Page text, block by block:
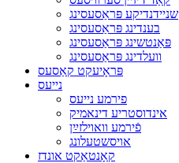
שניידנדיקע פּראַסעסינג
בענדינג פּראַסעסינג
פּאַנטשינג פּראַסעסינג
וועלדינג פּראַסעסינג
פּראָיעקט קאַסעס
נייעס
פירמע נייעס
אינדוסטריע דינאמיק
פֿירמע וואוילזײַן
אויסשטעלונג
קאָנטאַקט אונדז